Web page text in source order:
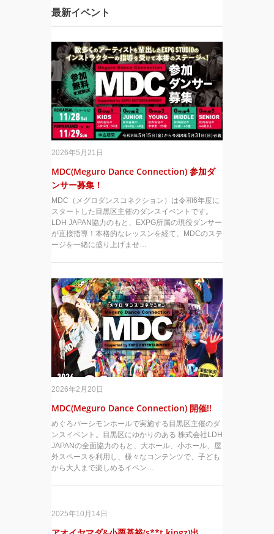
最新イベント
2026年5月21日
MDC(Meguro Dance Connection) 参加ダ
ンサー募集！
MDC（メグロダンスコネクション）は令和6年度に
スタートした目黒区主催のダンスイベントです。
LDH JAPAN協力のもと、EXPG所属の現役ダンサー
が直接指導！本格的なレッスンを経て、MDCのステ
ージを一緒に盛り上げませ…
2026年2月20日
MDC(Meguro Dance Connection) 開催!!
めぐろパーシモンホールで実施する目黒区主催のダ
ンスイベント。目黒区にゆかりのある 株式会社LDH
JAPANの全面協力のもと、大ホール、小ホール、屋
外スペースを利用し、様々なコンテンツで、子ども
から大人まで楽しめるイベン…
2025年10月14日